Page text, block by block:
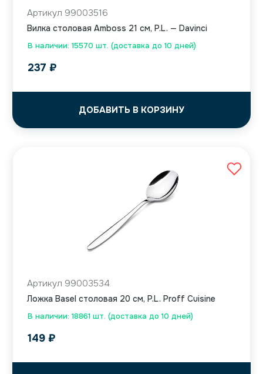
В наличии: 15570 шт. (доставка до 10 дней)
Артикул 99003516
Вилка столовая Amboss 21 см, P.L. — Davinci
237 ₽
ДОБАВИТЬ В КОРЗИНУ
В наличии: 18861 шт. (доставка до 10 дней)
Артикул 99003534
Ложка Basel столовая 20 см, P.L. Proff Cuisine
149 ₽